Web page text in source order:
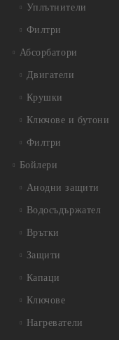
Уплътнители
Филтри
Абсорбатори
Двигатели
Крушки
Ключове и бутони
Филтри
Бойлери
Анодни защити
Водосъдържател
Врътки
Защити
Капаци
Ключове
Нагреватели